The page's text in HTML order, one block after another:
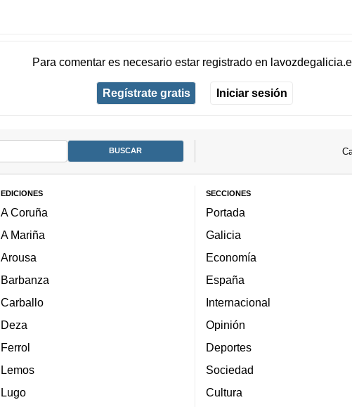
Para comentar es necesario estar registradoen
Regístrate gratis Iniciar sesión
EDICIONES
A Coruña
A Mariña
Arousa
Barbanza
Carballo
Deza
Ferrol
Lemos
Lugo
SECCIONES
Portada
Galicia
Economía
España
Internacional
Opinión
Deportes
Sociedad
Cultura